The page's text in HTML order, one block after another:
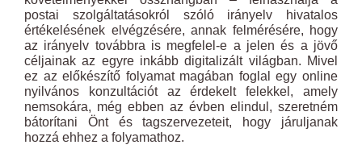
postai szolgáltatásokról szóló irányelv hivatalos
értékelésének elvégzésére, annak felmérésére, hogy
az irányelv továbbra is megfelel-e a jelen és a jövő
céljainak az egyre inkább digitalizált világban. Mivel
ez az előkészítő folyamat magában foglal egy online
nyilvános konzultációt az érdekelt felekkel, amely
nemsokára, még ebben az évben elindul, szeretném
bátorítani Önt és tagszervezeteit, hogy járuljanak
hozzá ehhez a folyamathoz.